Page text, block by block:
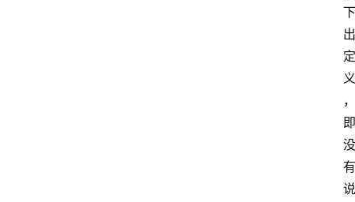
下
出
定
义
，
即
没
有
说